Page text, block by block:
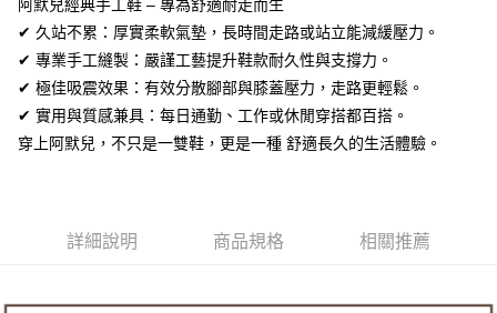
台灣樂天信用卡公司
全盈+PAY
AFTEE先享後付
相關說明
【關於「AFTEE先享後付」】
AFTEE先享後付是「在收到商品之後才付款」的支付方式。 讓您購物簡單
結帳頁面，進行簡訊認證並確認金額後，即可完成結帳。
ATM付款
全家取貨付款
付款後全家取貨
阿默兒經典手工鞋 – 專為舒適耐走而生
✔ 久站不累：厚實柔軟氣墊，長時間走路或站立能減緩壓力。
✔ 專業手工縫製：嚴謹工藝提升鞋款耐久性與支撐力。
✔ 極佳吸震效果：有效分散腳部與膝蓋壓力，走路更輕鬆。
✔ 實用與質感兼具：每日通勤、工作或休閒穿搭都百搭。
穿上阿默兒，不只是一雙鞋，更是一種 舒適長久的生活體驗。
詳細說明 商品規格 相關推薦